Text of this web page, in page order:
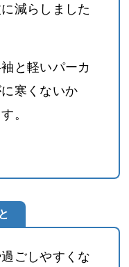
減らしました
と軽いパーカ
寒くないか
。
ごしやすくな